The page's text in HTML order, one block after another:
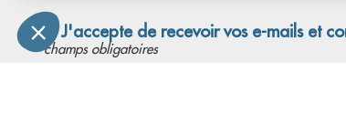
J'accepte de recevoir vos e-mails et
*champs obligatoires